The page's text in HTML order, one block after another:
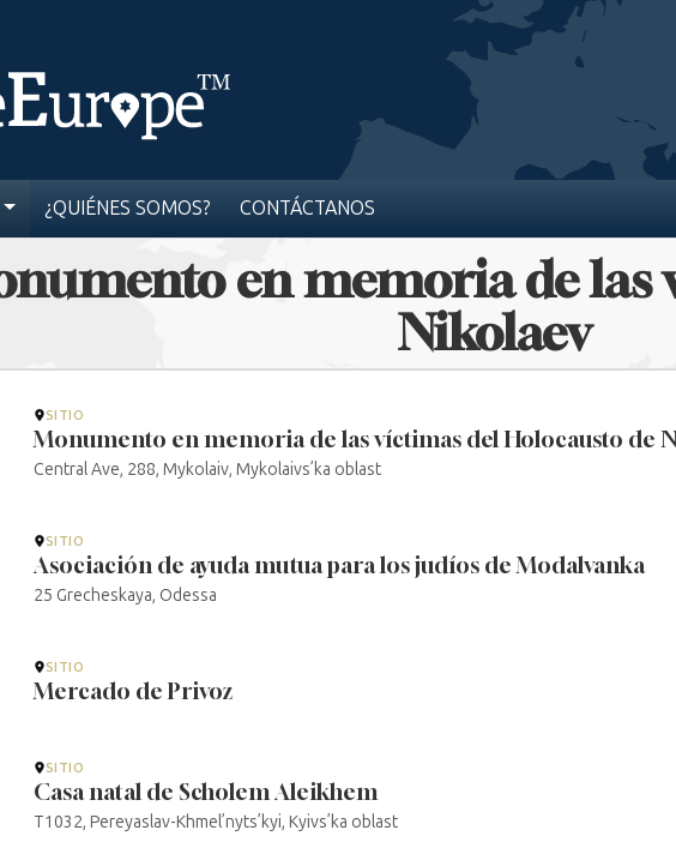
¿QUIÉNES SOMOS? CONTÁCTANOS
en memoria de las
Nikolaev
SITIO
Monumento en memoria de las víctimas del Holocausto de
Central Ave, 288, Mykolaiv, Mykolaivs’ka oblast
SITIO
Asociación de ayuda mutua para los judíos de Modalvanka
25 Grecheskaya, Odessa
SITIO
Mercado de Privoz
SITIO
Casa natal de Scholem Aleikhem
T1032, Pereyaslav-Khmel’nyts’kyi, Kyivs’ka oblast